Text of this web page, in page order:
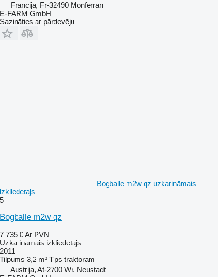
Francija, Fr-32490 Monferran
E-FARM GmbH
Sazināties ar pārdevēju
Bogballe m2w qz uzkarināmais
izkliedētājs
5
Bogballe m2w qz
7 735 €Ar PVN
Uzkarināmais izkliedētājs
2011
Tilpums 3,2 m³ Tips traktoram
Austrija, At-2700 Wr. Neustadt